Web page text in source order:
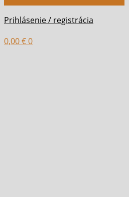
Prihlásenie / registrácia
0,00€0